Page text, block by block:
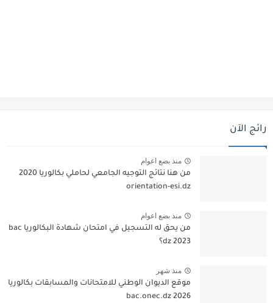
رائج الآن
منذ بضع اعوام
من هنا نتائج التوجيه الجامعي لحاملي بكالوريا 2020
orientation-esi.dz
منذ بضع اعوام
من يحق له التسجيل في امتحان شهادة البكالوريا bac
dz 2023؟
منذ شهر
موقع الديوان الوطني للامتحانات والمسابقات بكالوريا
2026 bac.onec.dz